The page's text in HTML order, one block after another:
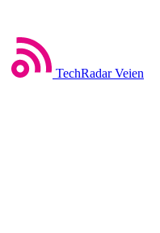
TechRadar Veien